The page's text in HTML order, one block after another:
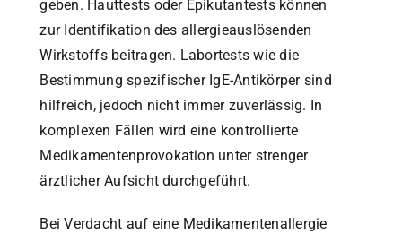
geben. Hauttests oder Epikutantests können
zur Identifikation des allergieauslösenden
Wirkstoffs beitragen. Labortests wie die
Bestimmung spezifischer IgE-Antikörper sind
hilfreich, jedoch nicht immer zuverlässig. In
komplexen Fällen wird eine kontrollierte
Medikamentenprovokation unter strenger
ärztlicher Aufsicht durchgeführt.
Bei Verdacht auf eine Medikamentenallergie